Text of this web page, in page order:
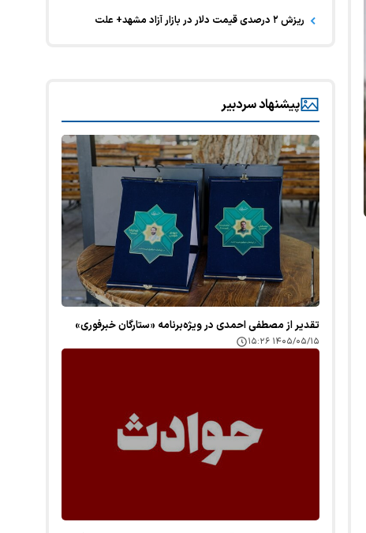
ریزش ۲ درصدی قیمت دلار در بازار آزاد مشهد+ علت
پیشنهاد سردبیر
تقدیر از مصطفی احمدی در ویژه‌برنامه «ستارگان خبرفوری»
۱۴۰۵/۰۵/۱۵ ۱۵:۲۶